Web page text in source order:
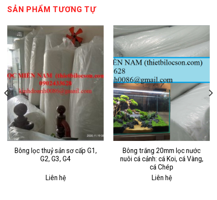
SẢN PHẨM TƯƠNG TỰ
Bông lọc thuỷ sản sơ cấp G1,
G2, G3, G4
Liên hệ
Bông trắng 20mm lọc nước
nuôi cá cảnh: cá Koi, cá Vàng,
cá Chép
Liên hệ